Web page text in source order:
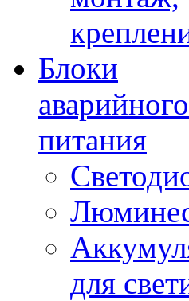
Блоки
аварийного
питания
для